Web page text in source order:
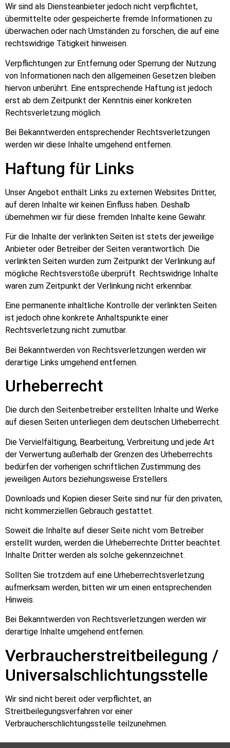
Wir sind als Diensteanbieter jedoch nicht verpflichtet,
übermittelte oder gespeicherte fremde Informationen zu
überwachen oder nach Umständen zu forschen, die auf eine
rechtswidrige Tätigkeit hinweisen.
Verpflichtungen zur Entfernung oder Sperrung der Nutzung
von Informationen nach den allgemeinen Gesetzen bleiben
hiervon unberührt. Eine entsprechende Haftung ist jedoch
erst ab dem Zeitpunkt der Kenntnis einer konkreten
Rechtsverletzung möglich.
Bei Bekanntwerden entsprechender Rechtsverletzungen
werden wir diese Inhalte umgehend entfernen.
Haftung für Links
Unser Angebot enthält Links zu externen Websites Dritter,
auf deren Inhalte wir keinen Einfluss haben. Deshalb
übernehmen wir für diese fremden Inhalte keine Gewähr.
Für die Inhalte der verlinkten Seiten ist stets der jeweilige
Anbieter oder Betreiber der Seiten verantwortlich. Die
verlinkten Seiten wurden zum Zeitpunkt der Verlinkung auf
mögliche Rechtsverstöße überprüft. Rechtswidrige Inhalte
waren zum Zeitpunkt der Verlinkung nicht erkennbar.
Eine permanente inhaltliche Kontrolle der verlinkten Seiten
ist jedoch ohne konkrete Anhaltspunkte einer
Rechtsverletzung nicht zumutbar.
Bei Bekanntwerden von Rechtsverletzungen werden wir
derartige Links umgehend entfernen.
Urheberrecht
Die durch den Seitenbetreiber erstellten Inhalte und Werke
auf diesen Seiten unterliegen dem deutschen Urheberrecht.
Die Vervielfältigung, Bearbeitung, Verbreitung und jede Art
der Verwertung außerhalb der Grenzen des Urheberrechts
bedürfen der vorherigen schriftlichen Zustimmung des
jeweiligen Autors beziehungsweise Erstellers.
Downloads und Kopien dieser Seite sind nur für den privaten,
nicht kommerziellen Gebrauch gestattet.
Soweit die Inhalte auf dieser Seite nicht vom Betreiber
erstellt wurden, werden die Urheberrechte Dritter beachtet.
Inhalte Dritter werden als solche gekennzeichnet.
Sollten Sie trotzdem auf eine Urheberrechtsverletzung
aufmerksam werden, bitten wir um einen entsprechenden
Hinweis.
Bei Bekanntwerden von Rechtsverletzungen werden wir
derartige Inhalte umgehend entfernen.
Verbraucherstreitbeilegung /
Universalschlichtungsstelle
Wir sind nicht bereit oder verpflichtet, an
Streitbeilegungsverfahren vor einer
Verbraucherschlichtungsstelle teilzunehmen.